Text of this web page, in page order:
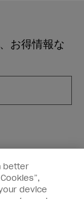
お得情報な
better
device